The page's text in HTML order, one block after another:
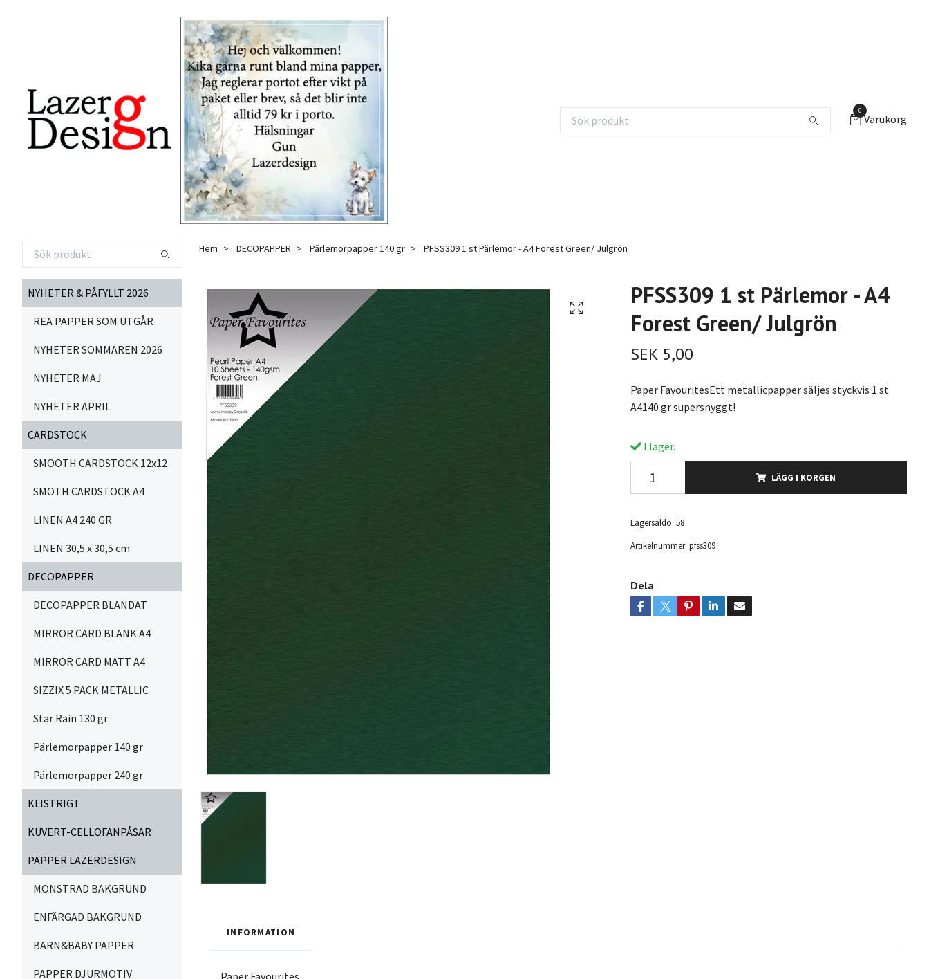
0
Varukorg
NYHETER & PÅFYLLT 2026
REA PAPPER SOM UTGÅR
NYHETER SOMMAREN 2026
NYHETER MAJ
NYHETER APRIL
CARDSTOCK
SMOOTH CARDSTOCK 12x12
SMOTH CARDSTOCK A4
LINEN A4 240 GR
LINEN 30,5 x 30,5 cm
DECOPAPPER
DECOPAPPER BLANDAT
MIRROR CARD BLANK A4
MIRROR CARD MATT A4
SIZZIX 5 PACK METALLIC
Star Rain 130 gr
Pärlemorpapper 140 gr
Pärlemorpapper 240 gr
KLISTRIGT
KUVERT-CELLOFANPÅSAR
PAPPER LAZERDESIGN
MÖNSTRAD BAKGRUND
ENFÄRGAD BAKGRUND
BARN&BABY PAPPER
PAPPER DJURMOTIV
Hem DECOPAPPER Pärlemorpapper 140 gr PFSS309 1 st Pärlemor - A4 Forest Green/ Julgrön
PFSS309 1 st Pärlemor - A4
Forest Green/ Julgrön
SEK 5,00
Paper FavouritesEtt metallicpapper säljes styckvis 1 st
A4140 gr supersnyggt!
I lager.
LÄGG I KORGEN
Lagersaldo: 58
Artikelnummer: pfss309
Dela
INFORMATION
Paper Favourites